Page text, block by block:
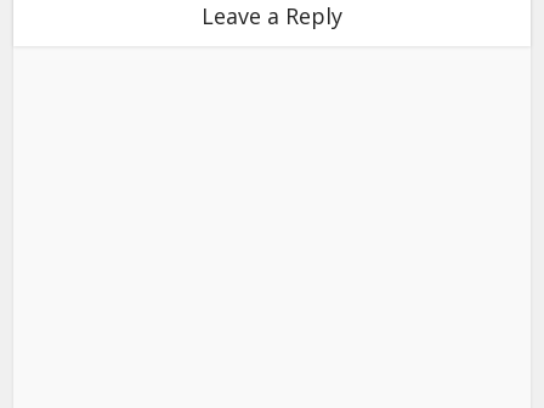
Leave a Reply